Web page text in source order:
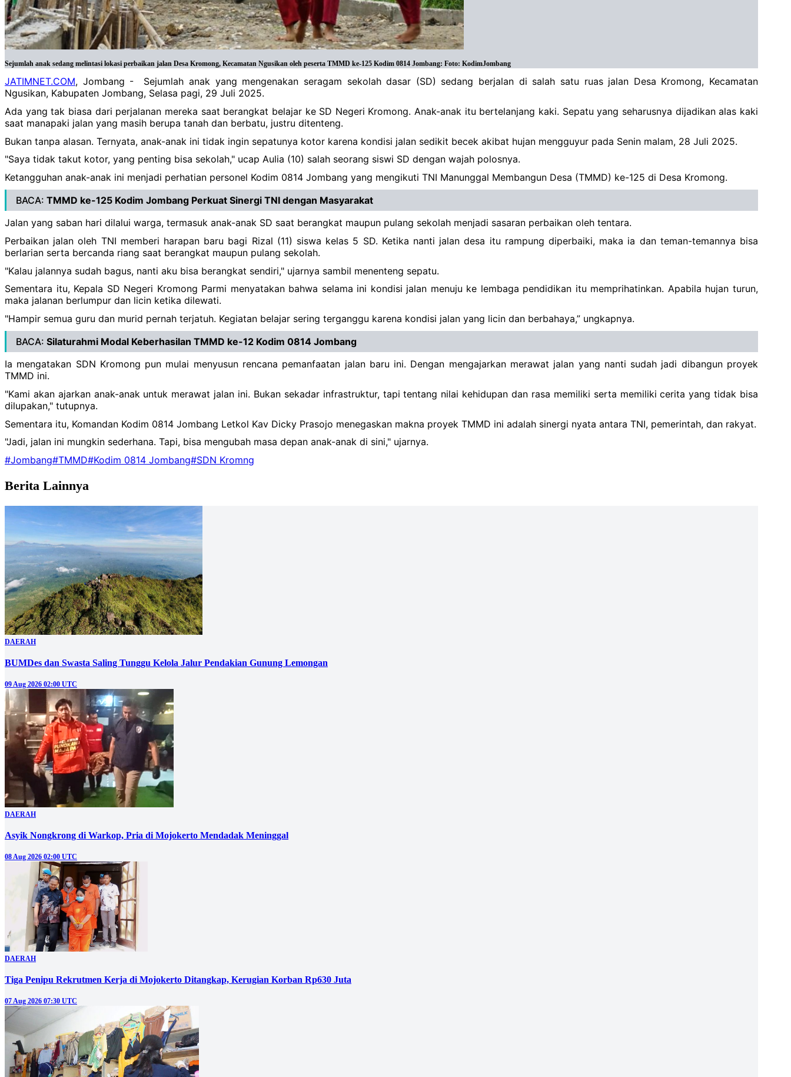
Sejumlah anak sedang melintasi lokasi perbaikan jalan Desa Kromong, Kecamatan Ngusikan oleh peserta TMMD ke-125 Kodim 0814 Jombang: Foto: KodimJombang
JATIMNET.COM, Jombang - Sejumlah anak yang mengenakan seragam sekolah dasar (SD) sedang berjalan di salah satu ruas jalan Desa Kromong, Kecamatan
Ngusikan, Kabupaten Jombang, Selasa pagi, 29 Juli 2025.
Ada yang tak biasa dari perjalanan mereka saat berangkat belajar ke SD Negeri Kromong. Anak-anak itu bertelanjang kaki. Sepatu yang seharusnya dijadikan alas kaki
saat manapaki jalan yang masih berupa tanah dan berbatu, justru ditenteng.
Bukan tanpa alasan. Ternyata, anak-anak ini tidak ingin sepatunya kotor karena kondisi jalan sedikit becek akibat hujan mengguyur pada Senin malam, 28 Juli 2025.
"Saya tidak takut kotor, yang penting bisa sekolah," ucap Aulia (10) salah seorang siswi SD dengan wajah polosnya.
Ketangguhan anak-anak ini menjadi perhatian personel Kodim 0814 Jombang yang mengikuti TNI Manunggal Membangun Desa (TMMD) ke-125 di Desa Kromong.
BACA: TMMD ke-125 Kodim Jombang Perkuat Sinergi TNI dengan Masyarakat
Jalan yang saban hari dilalui warga, termasuk anak-anak SD saat berangkat maupun pulang sekolah menjadi sasaran perbaikan oleh tentara.
Perbaikan jalan oleh TNI memberi harapan baru bagi Rizal (11) siswa kelas 5 SD. Ketika nanti jalan desa itu rampung diperbaiki, maka ia dan teman-temannya bisa
berlarian serta bercanda riang saat berangkat maupun pulang sekolah.
"Kalau jalannya sudah bagus, nanti aku bisa berangkat sendiri," ujarnya sambil menenteng sepatu.
Sementara itu, Kepala SD Negeri Kromong Parmi menyatakan bahwa selama ini kondisi jalan menuju ke lembaga pendidikan itu memprihatinkan. Apabila hujan turun,
maka jalanan berlumpur dan licin ketika dilewati.
"Hampir semua guru dan murid pernah terjatuh. Kegiatan belajar sering terganggu karena kondisi jalan yang licin dan berbahaya,” ungkapnya.
BACA: Silaturahmi Modal Keberhasilan TMMD ke-12 Kodim 0814 Jombang
Ia mengatakan SDN Kromong pun mulai menyusun rencana pemanfaatan jalan baru ini. Dengan mengajarkan merawat jalan yang nanti sudah jadi dibangun proyek
TMMD ini.
"Kami akan ajarkan anak-anak untuk merawat jalan ini. Bukan sekadar infrastruktur, tapi tentang nilai kehidupan dan rasa memiliki serta memiliki cerita yang tidak bisa
dilupakan," tutupnya.
Sementara itu, Komandan Kodim 0814 Jombang Letkol Kav Dicky Prasojo menegaskan makna proyek TMMD ini adalah sinergi nyata antara TNI, pemerintah, dan rakyat.
"Jadi, jalan ini mungkin sederhana. Tapi, bisa mengubah masa depan anak-anak di sini," ujarnya.
#Jombang#TMMD#Kodim 0814 Jombang#SDN Kromng
Berita Lainnya
DAERAH
BUMDes dan Swasta Saling Tunggu Kelola Jalur Pendakian Gunung Lemongan
09 Aug 2026 02:00 UTC
DAERAH
Asyik Nongkrong di Warkop, Pria di Mojokerto Mendadak Meninggal
08 Aug 2026 02:00 UTC
DAERAH
Tiga Penipu Rekrutmen Kerja di Mojokerto Ditangkap, Kerugian Korban Rp630 Juta
07 Aug 2026 07:30 UTC